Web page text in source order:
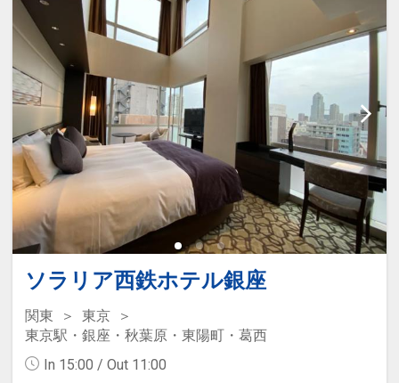
ソラリア西鉄ホテル銀座
関東
東京
東京駅・銀座・秋葉原・東陽町・葛西
In 15:00 / Out 11:00